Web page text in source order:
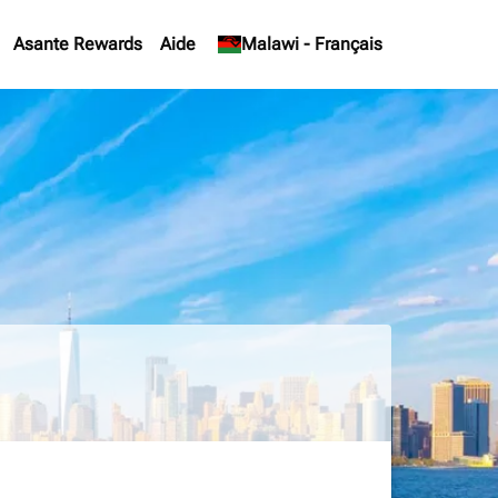
Asante Rewards Aide Malawi - Français
keyboard_arrow_down